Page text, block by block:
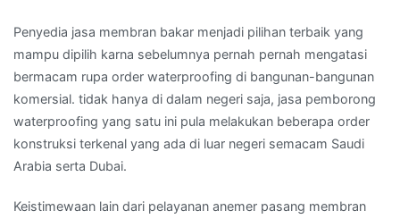
Penyedia jasa membran bakar menjadi pilihan terbaik yang
mampu dipilih karna sebelumnya pernah pernah mengatasi
bermacam rupa order waterproofing di bangunan-bangunan
komersial. tidak hanya di dalam negeri saja, jasa pemborong
waterproofing yang satu ini pula melakukan beberapa order
konstruksi terkenal yang ada di luar negeri semacam Saudi
Arabia serta Dubai.
Keistimewaan lain dari pelayanan anemer pasang membran